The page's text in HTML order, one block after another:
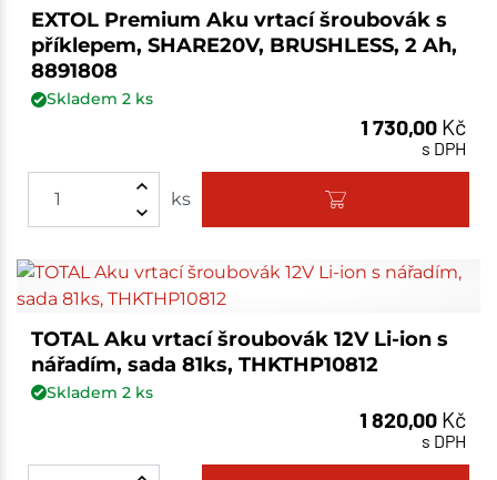
EXTOL Premium Aku vrtací šroubovák s
příklepem, SHARE20V, BRUSHLESS, 2 Ah,
8891808
Skladem 2ks
1 730,00 Kč
s DPH
ks
TOTAL Aku vrtací šroubovák 12V Li-ion s
nářadím, sada 81ks, THKTHP10812
Skladem 2ks
1 820,00 Kč
s DPH